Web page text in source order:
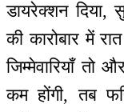
डायरेक्शन
की कारोबार में
जिम्मेवारियाँ तो
कम होंगी, तब